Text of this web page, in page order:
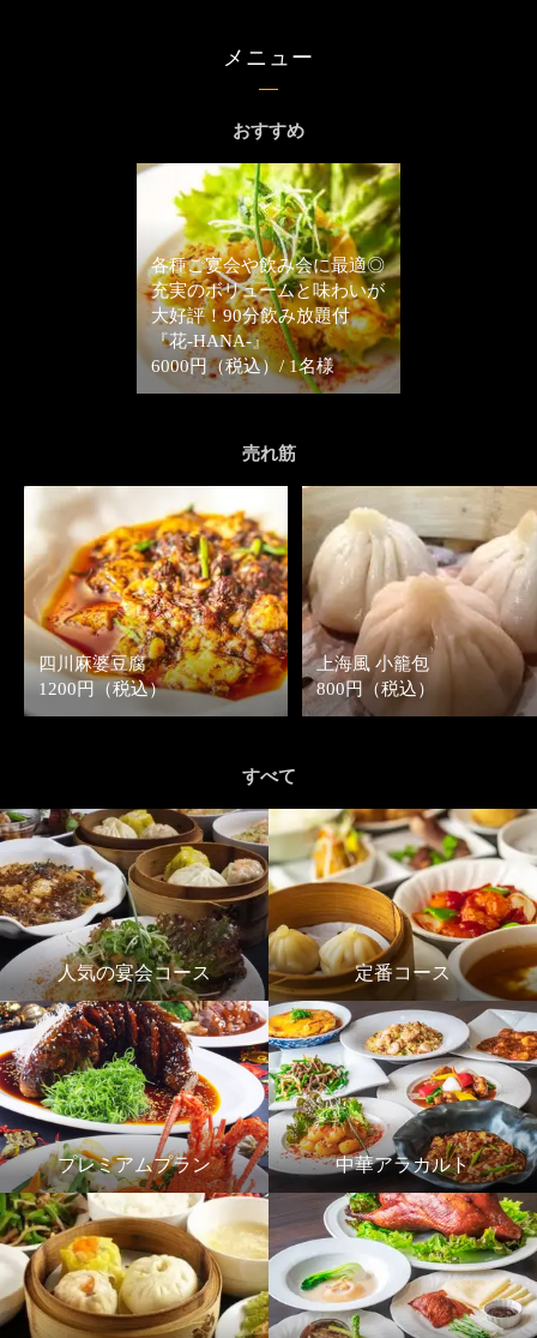
メニュー
おすすめ
各種ご宴会や飲み会に最適◎
充実のボリュームと味わいが
大好評！90分飲み放題付
『花-HANA-』
6000円（税込）/ 1名様
売れ筋
四川麻婆豆腐
1200円（税込）
上海風 小籠包
800円（税込）
すべて
人気の宴会コース 定番コース
プレミアムプラン 中華アラカルト